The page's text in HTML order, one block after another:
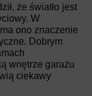
że światło jest
W
ono znaczenie
Dobrym
wnętrze garażu
ciekawy